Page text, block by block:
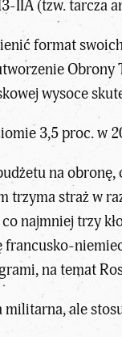
IIA (tzw. tarcza
format
wysoce
3,5 proc. w
na
trzyma straż w
najmniej trzy
na temat
ale